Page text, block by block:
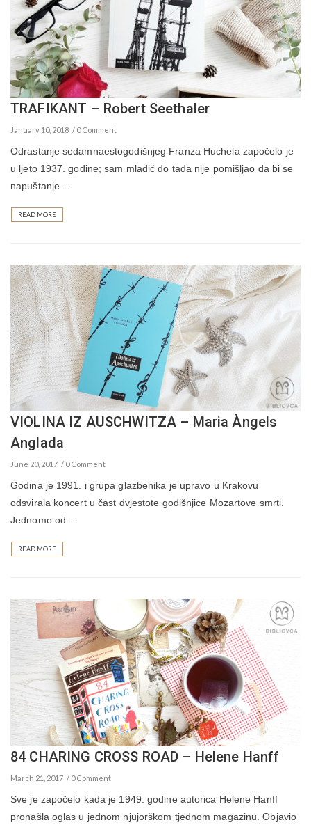
TRAFIKANT – Robert Seethaler
January 10, 2018 0 Comment
Odrastanje sedamnaestogodišnjeg Franza Huchela započelo je
u ljeto 1937. godine; sam mladić do tada nije pomišljao da bi se
napuštanje …
READ MORE
VIOLINA IZ AUSCHWITZA – Maria Àngels
Anglada
June 20, 2017 0 Comment
Godina je 1991. i grupa glazbenika je upravo u Krakovu
odsvirala koncert u čast dvjestote godišnjice Mozartove smrti.
Jednome od …
READ MORE
84 CHARING CROSS ROAD – Helene Hanff
March 21, 2017 0 Comment
Sve je započelo kada je 1949. godine autorica Helene Hanff
pronašla oglas u jednom njujorškom tjednom magazinu. Objavio